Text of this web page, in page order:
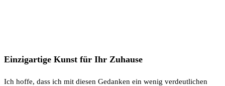
Einzigartige Kunst für Ihr Zuhause
Ich hoffe, dass ich mit diesen Gedanken ein wenig verdeutlichen